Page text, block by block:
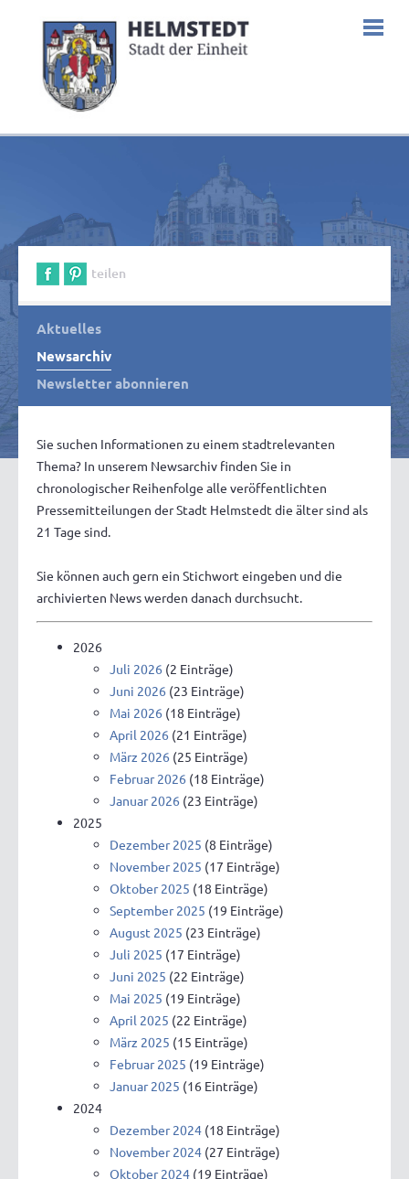
teilen
Aktuelles
Newsarchiv
Newsletter abonnieren
Sie suchen Informationen zu einem stadtrelevanten
Thema? In unserem Newsarchiv finden Sie in
chronologischer Reihenfolge alle veröffentlichten
Pressemitteilungen der Stadt Helmstedt die älter sind als
21 Tage sind.
Sie können auch gern ein Stichwort eingeben und die
archivierten News werden danach durchsucht.
2026
Juli 2026 (2 Einträge)
Juni 2026 (23 Einträge)
Mai 2026 (18 Einträge)
April 2026 (21 Einträge)
März 2026 (25 Einträge)
Februar 2026 (18 Einträge)
Januar 2026 (23 Einträge)
2025
Dezember 2025 (8 Einträge)
November 2025 (17 Einträge)
Oktober 2025 (18 Einträge)
September 2025 (19 Einträge)
August 2025 (23 Einträge)
Juli 2025 (17 Einträge)
Juni 2025 (22 Einträge)
Mai 2025 (19 Einträge)
April 2025 (22 Einträge)
März 2025 (15 Einträge)
Februar 2025 (19 Einträge)
Januar 2025 (16 Einträge)
2024
Dezember 2024 (18 Einträge)
November 2024 (27 Einträge)
Oktober 2024 (19 Einträge)